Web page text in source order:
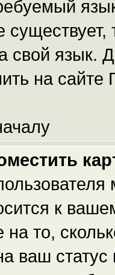
свой язык.
на сайте
к
то,
ваш